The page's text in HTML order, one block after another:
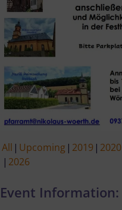
All Upcoming 2019 2020
2026
Event Information: